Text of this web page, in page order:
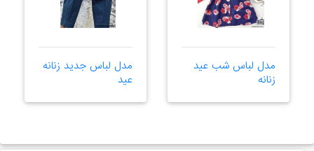
مدل لباس شب عید
زنانه
مدل لباس جدید زنانه
عید